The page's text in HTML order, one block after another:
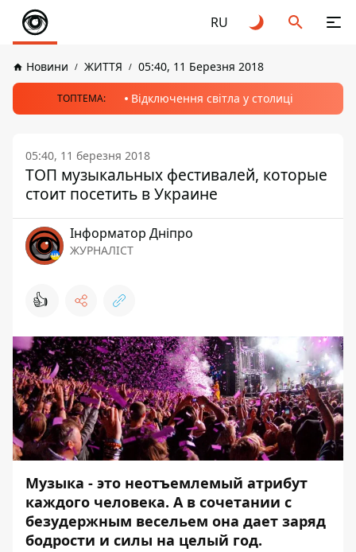
RU
Новини ЖИТТЯ 05:40, 11 Березня 2018
ТОПТЕМА: Відключення світла у столиці
05:40, 11 березня 2018
ТОП музыкальных фестивалей, которые
стоит посетить в Украине
Інформатор Дніпро
ЖУРНАЛІСТ
👍
Музыка - это неотъемлемый атрибут
каждого человека. А в сочетании с
безудержным весельем она дает заряд
бодрости и силы на целый год.